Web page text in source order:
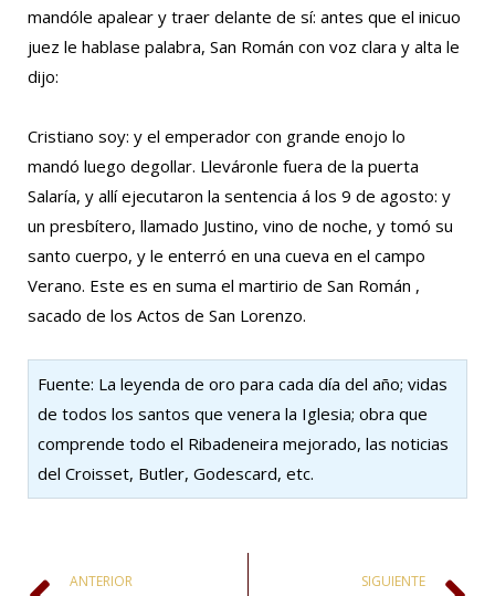
mandóle apalear y traer delante de sí: antes que el inicuo
juez le hablase palabra, San Román con voz clara y alta le
dijo:
Cristiano soy: y el emperador con grande enojo lo
mandó luego degollar. Lleváronle fuera de la puerta
Salaría, y allí ejecutaron la sentencia á los 9 de agosto: y
un presbítero, llamado Justino, vino de noche, y tomó su
santo cuerpo, y le enterró en una cueva en el campo
Verano. Este es en suma el martirio de San Román ,
sacado de los Actos de San Lorenzo.
Fuente: La leyenda de oro para cada día del año; vidas
de todos los santos que venera la Iglesia; obra que
comprende todo el Ribadeneira mejorado, las noticias
del Croisset, Butler, Godescard, etc.
ANTERIOR SIGUIENTE